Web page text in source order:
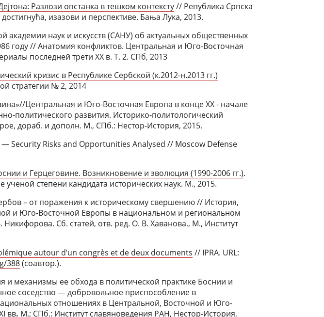
Разлози опстанка в тешком контексту// Република Српска
изазови и перспективе. Бања Лука, 2013.
академии наук и искусств (САНУ) об актуальных общественных
году // Анатомия конфликтов. Центральная и Юго-Восточная
последней трети ХХ в. Т. 2. СПб, 2013
кризис в Республике Сербской (к.2012-н.2013 гг.)
стратегии № 2, 2014
Центральная и Юго-Восточная Европа в конце XX - начале
политического развития. Историко-политологический
дораб. и дополн. М., СПб.: Нестор-История, 2015.
— Security Risks and Opportunities Analysed // Moscow Defense
и Герцеговине. Возникновение и эволюция (1990-2006 гг.).
ученой степени кандидата исторических наук. М., 2015.
– от поражения к историческому свершению // История,
и Юго-Восточной Европы в национальном и региональном
Никифорова. Сб. статей, отв. ред. О. В. Хаванова., М., Институт
autour d’un congrès et de deux documents // IPRA. URL:
388(соавтор.).
и механизмы ее обхода в политической практике Боснии и
соседство — добровольное приспособление в
отношениях в Центральной, Восточной и Юго-
вв. М.; СПб.: Институт славяноведения РАН, Нестор-История,